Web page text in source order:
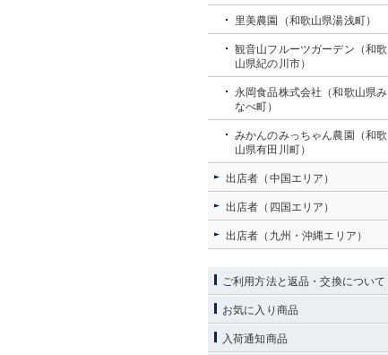
里美農園（和歌山県湯浅町）
観音山フルーツガーデン（和歌
山県紀の川市）
永岡食品株式会社（和歌山県み
なべ町）
みかんのみっちゃん農園（和歌
山県有田川町）
出店者（中国エリア）
出店者（四国エリア）
出店者（九州・沖縄エリア）
ご利用方法と返品・交換について
お気に入り商品
入荷通知商品